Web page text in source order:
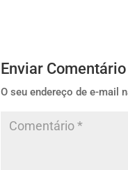
Enviar Comentário
O seu endereço de e-mail